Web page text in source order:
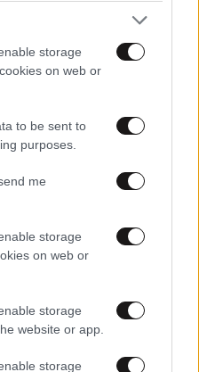
storage
on web or
to be sent to
purposes.
me
storage
on web or
storage
website or app.
storage
για τη Λένα
στο πλευρό της